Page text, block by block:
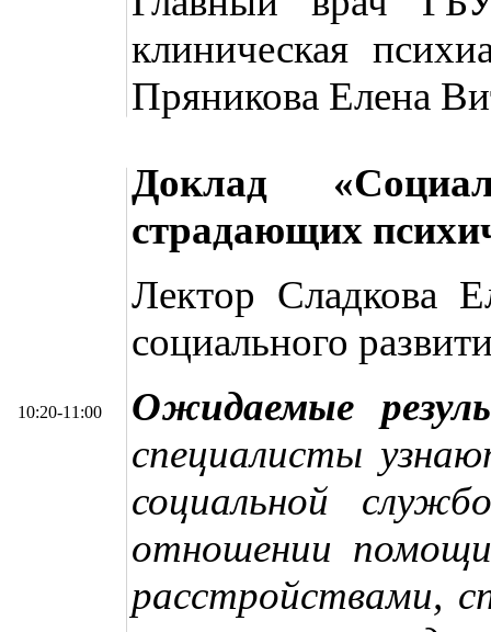
клиническая
Пряникова Елена
10:20-11:00
Доклад
страдающих
Лектор Сладкова
социального
Ожидаемые
специалисты
социальной
отношении
расстройствами,